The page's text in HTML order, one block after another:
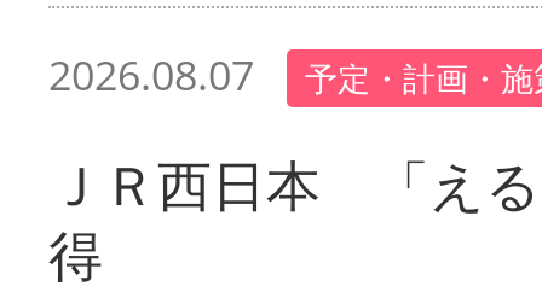
2026.08.07 予定・計画・
ＪＲ西日本 「え
得